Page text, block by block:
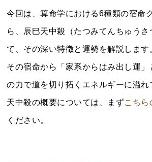
今回は、算命学における6種類の宿命
ら、辰巳天中殺（たつみてんちゅうさ
て、その深い特徴と運勢を解説します
その宿命から「家系からはみ出し運」
の力で道を切り拓くエネルギーに溢れ
天中殺の概要については、まずこちら
ください。